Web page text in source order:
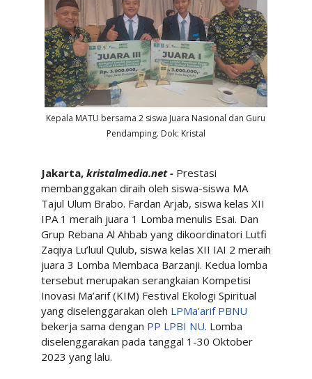
Kepala MATU bersama 2 siswa Juara Nasional dan Guru
Pendamping. Dok: Kristal
Jakarta, kristalmedia.net - Prestasi
membanggakan diraih oleh siswa-siswa MA
Tajul Ulum Brabo. Fardan Arjab, siswa kelas XII
IPA 1 meraih juara 1 Lomba menulis Esai. Dan
Grup Rebana Al Ahbab yang dikoordinatori Lutfi
Zaqiya Lu’luul Qulub, siswa kelas XII IAI 2 meraih
juara 3 Lomba Membaca Barzanji. Kedua lomba
tersebut merupakan serangkaian Kompetisi
Inovasi Ma’arif (KIM) Festival Ekologi Spiritual
yang diselenggarakan oleh LPMa’arif PBNU
bekerja sama dengan PP LPBI NU. Lomba
diselenggarakan pada tanggal 1-30 Oktober
2023 yang lalu.